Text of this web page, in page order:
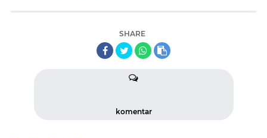
SHARE
komentar